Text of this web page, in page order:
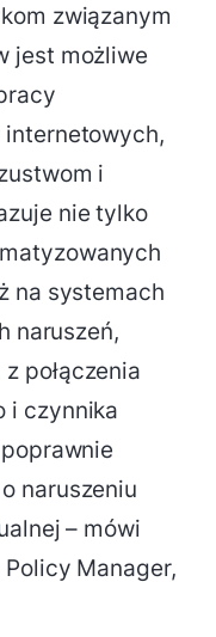
związanym
jest możliwe
i
nie tylko
na systemach
naruszeń,
połączenia
i czynnika
naruszeniu
– mówi
Manager,